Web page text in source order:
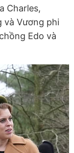
Charles,
và Vương phi
Edo và